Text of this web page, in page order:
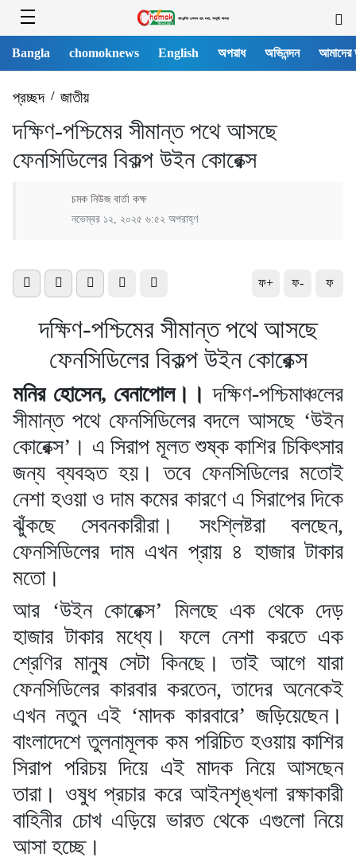
Bangla chomoknews English অপরাধ অভিনন্দন আমাদের
প্রচ্ছদ/ জাতীয়
দক্ষিণ-পশ্চিমের সীমান্ত পথে আসছে
ফেনসিডিলের বিকল্প উইন কোরেক্স
চমক নিউজ বার্তা কক্ষ
নভেম্বর ১২, ২০২৫ ৬:৫২ অপরাহ্ণ
ফ+ ফ- ফ
দক্ষিণ-পশ্চিমের সীমান্ত পথে আসছে
ফেনসিডিলের বিকল্প উইন কোরেক্স
মনির হোসেন, বেনাপোল।।দক্ষিণ-পশ্চিমাঞ্চলের
সীমান্ত পথে ফেনসিডিলের বদলে আসছে ‘উইন
কোরেক্স’। এ সিরাপ মূলত শুষ্ক কাশির চিকিৎসার
জন্য ব্যবহৃত হয়। তবে ফেনসিডিলের মতোই
নেশা হওয়া ও দাম কমের কারণে এ সিরাপের দিকে
ঝুঁকছে সেবনকারীরা। সংশ্লিষ্টরা বলছেন,
ফেনসিডিলের দাম এখন প্রায় ৪ হাজার টাকার
মতো।
আর ‘উইন কোরেক্স’ মিলছে এক থেকে দেড়
হাজার টাকার মধ্যে। ফলে নেশা করতে এক
শ্রেণির মানুষ সেটা কিনছে। তাই আগে যারা
ফেনসিডিলের কারবার করতেন, তাদের অনেকেই
এখন নতুন এই ‘মাদক কারবারে’ জড়িয়েছেন।
বাংলাদেশে তুলনামূলক কম পরিচিত হওয়ায় কাশির
সিরাপ পরিচয় দিয়ে এই মাদক নিয়ে আসছেন
তারা। ওষুধ প্রচার করে আইনশৃঙ্খলা রক্ষাকারী
বাহিনীর চোখ এড়িয়ে ভারত থেকে এগুলো নিয়ে
আসা হচ্ছে।